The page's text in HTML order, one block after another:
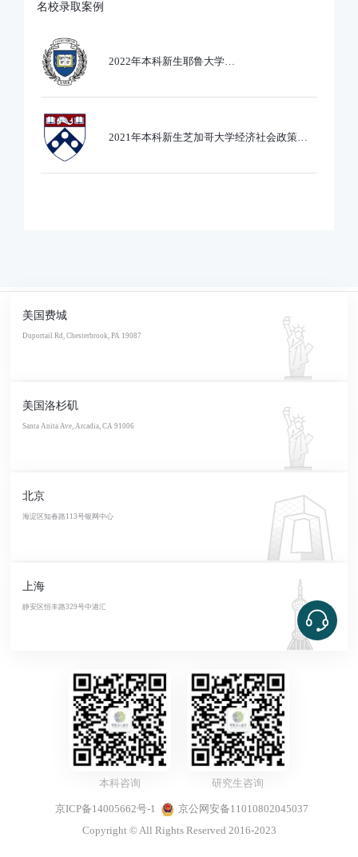
名校录取案例
2022年本科新生耶鲁大学
2021年本科新生芝加哥大学经济社会政策专
京ICP备14005662号-1
京公网安备11010802045037
Copyright © All Rights Reserved 2016-2023
美国费城
Duportail Rd, Chesterbrook, PA 19087
美国洛杉矶
Santa Anita Ave, Arcadia, CA 91006
北京
海淀区知春路113号银网中心
上海
静安区恒丰路329号中港汇
本科咨询 研究生咨询